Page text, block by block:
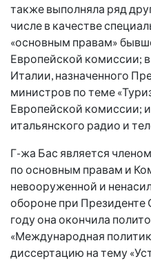
также выполняла ряд
числе в качестве
«основным правам»
Европейской комиссии;
Италии, назначенного
министров по теме
Европейской комиссии;
итальянского радио и
Г-жа Бас является
по основным правам и
невооруженной и
обороне при Президенте
году она окончила
«Международная
диссертацию на тему